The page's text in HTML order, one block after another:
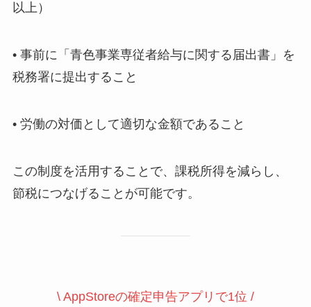
以上）
• 事前に「青色事業専従者給与に関する届出書」を
税務署に提出すること
• 労働の対価として適切な金額であること
この制度を活用することで、課税所得を減らし、
節税につなげることが可能です。
\ AppStoreの確定申告アプリで1位 /